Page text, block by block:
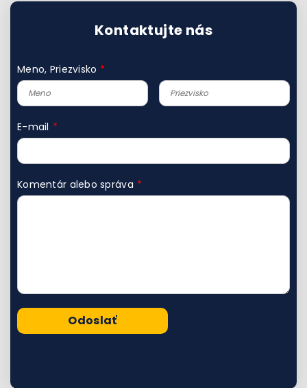
Kontaktujte nás
Meno, Priezvisko
E-mail
Komentár alebo správa